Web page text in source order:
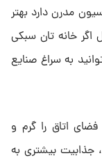
مدرن دارد بهتر
اگر خانه تان سبکی
به سراغ صنایع
اتاق را گرم و
جذابیت بیشتری به